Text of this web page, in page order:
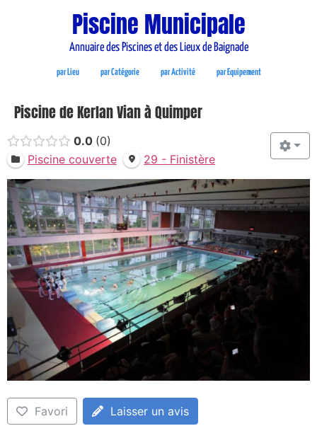
Piscine Municipale
Annuaire des Piscines et des Lieux de Baignade
par Lieu par Catégorie par Activité par Equipement
Piscine de Kerlan Vian à Quimper
0.0 0
Piscine couverte
29 - Finistère
Favori Laisser un avis